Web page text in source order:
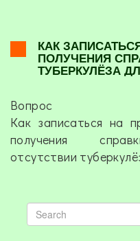
КАК
ПОЛУЧЕНИЯ
ТУБЕРКУЛЁЗА
Вопрос
Как записаться на
получения
отсутствии
Search